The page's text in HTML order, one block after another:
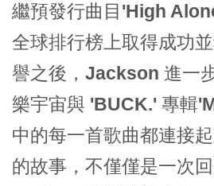
繼預發行曲目'High
全球排行榜上取得成功
譽之後， Jackson 進一
樂宇宙與 'BUCK.' 專輯
中的每一首歌曲都連接
的故事，不僅僅是一次